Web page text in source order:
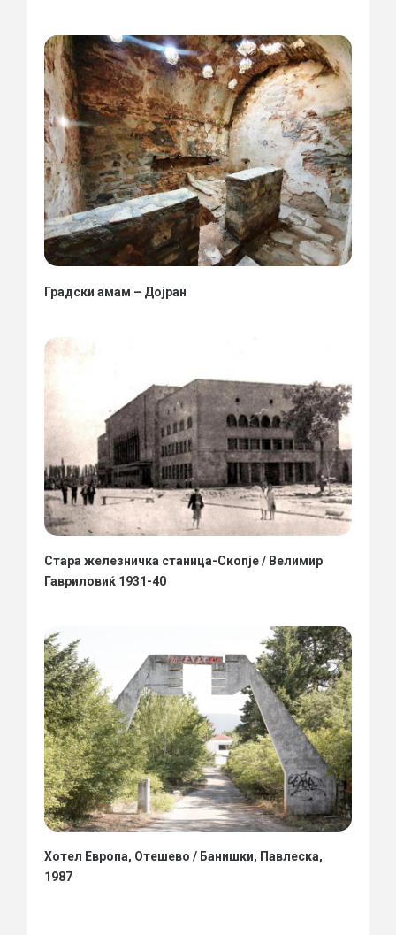
Градски амам – Дојран
Стара железничка станица-Скопје / Велимир
Гавриловиќ 1931-40
Хотел Европа, Отешево / Банишки, Павлеска,
1987